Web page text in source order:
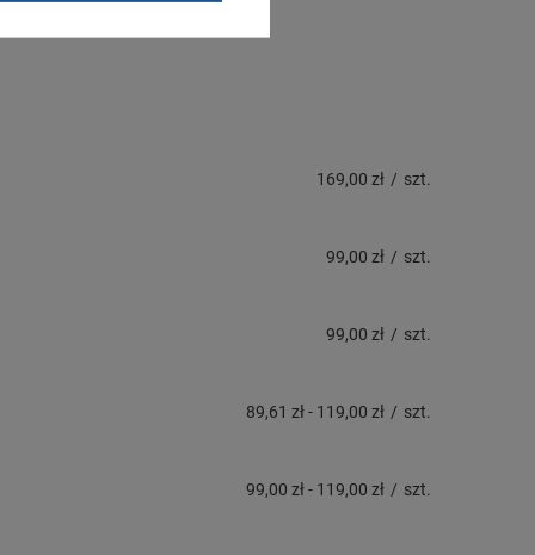
169,00 zł / szt.
99,00 zł / szt.
99,00 zł / szt.
89,61 zł- 119,00 zł / szt.
99,00 zł- 119,00 zł / szt.